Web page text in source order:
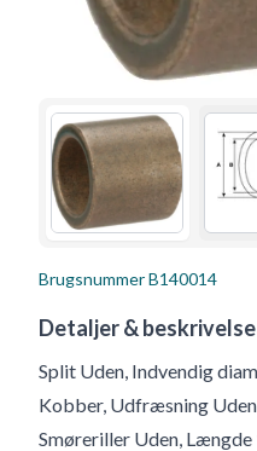
BrugsnummerB140014
Detaljer & beskrivelse
Split Uden, Indvendig
Kobber, Udfræsning
Smøreriller Uden, Længde